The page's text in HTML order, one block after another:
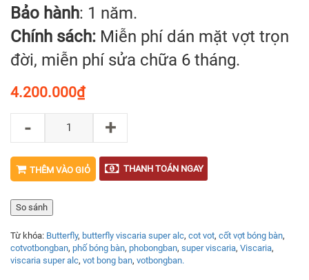
Bảo hành: 1 năm.
Chính sách: Miễn phí dán mặt vợt trọn
đời, miễn phí sửa chữa 6 tháng.
₫
4.200.000
- +
THÊM VÀO GIỎ THANH TOÁN NGAY
So sánh
Từ khóa: Butterfly, butterfly viscaria super alc, cot vot, cốt vợt bóng bàn,
cotvotbongban, phố bóng bàn, phobongban, super viscaria, Viscaria,
viscaria super alc, vot bong ban, votbongban.